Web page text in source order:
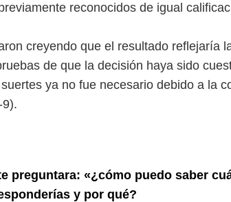
reconocidos de igual
creyendo que el resultado reflejaría
de que la decisión haya sido
ya no fue necesario debido a la
preguntara: «¿cómo puedo saber
y por qué?